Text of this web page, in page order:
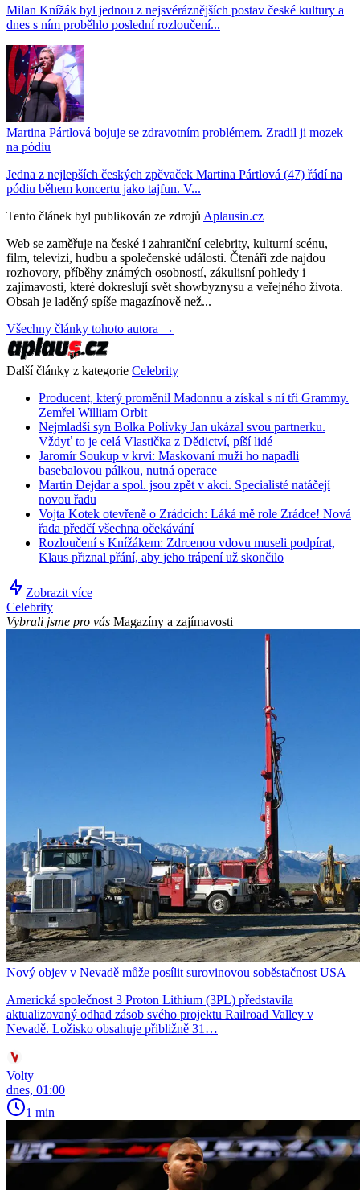
Milan Knížák byl jednou z nejsvéráznějších postav české kultury a
dnes s ním proběhlo poslední rozloučení...
Martina Pártlová bojuje se zdravotním problémem. Zradil ji mozek
na pódiu
Jedna z nejlepších českých zpěvaček Martina Pártlová (47) řádí na
pódiu během koncertu jako tajfun. V...
Tento článek byl publikován ze zdrojů Aplausin.cz
Web se zaměřuje na české i zahraniční celebrity, kulturní scénu,
film, televizi, hudbu a společenské události. Čtenáři zde najdou
rozhovory, příběhy známých osobností, zákulisní pohledy i
zajímavosti, které dokreslují svět showbyznysu a veřejného života.
Obsah je laděný spíše magazínově než...
Všechny články tohoto autora →
Další články z kategorie Celebrity
Producent, který proměnil Madonnu a získal s ní tři Grammy.
Zemřel William Orbit
Nejmladší syn Bolka Polívky Jan ukázal svou partnerku.
Vždyť to je celá Vlastička z Dědictví, píší lidé
Jaromír Soukup v krvi: Maskovaní muži ho napadli
basebalovou pálkou, nutná operace
Martin Dejdar a spol. jsou zpět v akci. Specialisté natáčejí
novou řadu
Vojta Kotek otevřeně o Zrádcích: Láká mě role Zrádce! Nová
řada předčí všechna očekávání
Rozloučení s Knížákem: Zdrcenou vdovu museli podpírat,
Klaus přiznal přání, aby jeho trápení už skončilo
Zobrazit více
Celebrity
Vybrali jsme pro vás Magazíny a zajímavosti
Nový objev v Nevadě může posílit surovinovou soběstačnost USA
Americká společnost 3 Proton Lithium (3PL) představila
aktualizovaný odhad zásob svého projektu Railroad Valley v
Nevadě. Ložisko obsahuje přibližně 31…
Volty
dnes, 01:00
1 min